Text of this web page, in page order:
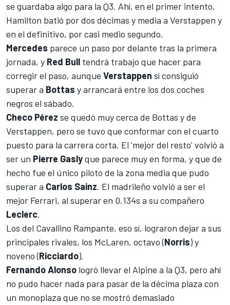
se guardaba algo para la Q3. Ahí, en el primer intento,
Hamilton batió por dos décimas y media a Verstappen y
en el definitivo, por casi medio segundo.
Mercedes parece un paso por delante tras la primera
jornada, y Red Bull tendrá trabajo que hacer para
corregir el paso, aunque Verstappen sí consiguió
superar a Bottas y arrancará entre los dos coches
negros el sábado.
Checo Pérez se quedó muy cerca de Bottas y de
Verstappen, pero se tuvo que conformar con el cuarto
puesto para la carrera corta. El 'mejor del resto' volvió a
ser un Pierre Gaslyque parece muy en forma, y que de
hecho fue el único piloto de la zona media que pudo
superar a Carlos Sainz. El madrileño volvió a ser el
mejor Ferrari, al superar en 0.134s a su compañero
Leclerc.
Los del Cavallino Rampante, eso sí, lograron dejar a sus
principales rivales, los McLaren, octavo (Norris) y
noveno (Ricciardo).
Fernando Alonso logró llevar el Alpine a la Q3, pero ahí
no pudo hacer nada para pasar de la décima plaza con
un monoplaza que no se mostró demasiado